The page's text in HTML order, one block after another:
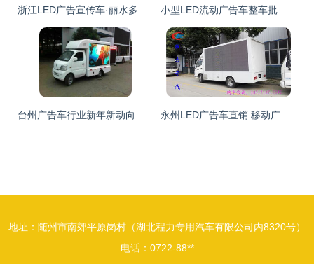
地址：随州市南郊平原岗村（湖北程力专用汽车有限公司内8320号）
电话：0722-88**